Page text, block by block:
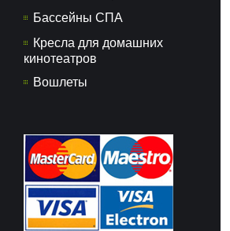
Бассейны СПА
Кресла для домашних
кинотеатров
Вошлеты